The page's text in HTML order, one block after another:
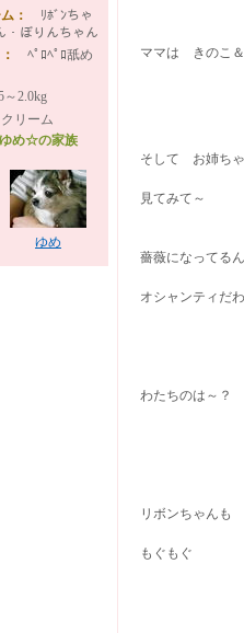
ム： ﾘﾎﾞﾝちゃ
・ぼりんちゃん
： ﾍﾟﾛﾍﾟﾛ舐め
～2.0kg
クリーム
め☆の家族
ゆめ
ママは きのこ
そして お姉ち
見てみて～
薔薇になってる
オシャンティだ
わたちのは～？
リボンちゃんも
もぐもぐ